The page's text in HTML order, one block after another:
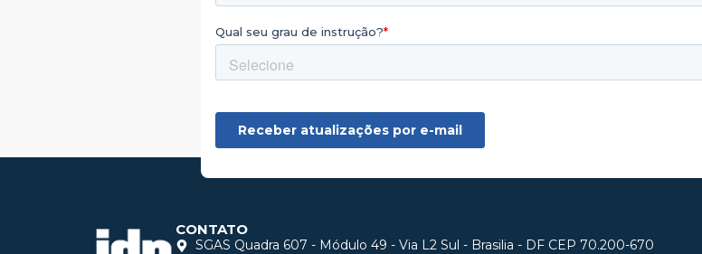
CONTATO
SGAS Quadra 607 - Módulo 49 - Via L2 Sul - Brasilia - DF CEP 70.200-670